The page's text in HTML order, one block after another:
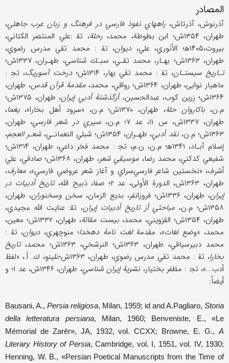
المصادر
آذرنوش، آذرتاش،راههاي نفوذ فارسي در فرهنگ و زبان عرب جاهلي،
طهران، ۱۳۵۴ش؛ ابن بطوطة، محمد،
رحلة، تق‍ :علي المنتصر الكتاني،
بيروت،۱۴۰۵ه‍؛ الأنوري، علي،
ديوان، تق‍ : محمد تقي مدرس رضوي،
طهران، ۱۳۶۳ش؛ بهـار، محمد تقـي،
سبـك شناسي، طهـران، ۱۳۳۷ش؛
تـاريخ سيستـان، تق‍ : محمد تقي بهار، ۱۳۱۴ش؛ درخت آسوريگ، تج‍ :
ماهيار نوابى، طهران، ۱۳۶۴ش؛ رواقي، محمد،
مقدمة قرآن قدس، طهران،
۱۳۶۴ش؛ زرين كوب، عبدالحسين،
أزگذشتۀ أدبي إيران
، طهران، ۱۳۷۵ش؛
م.ن، باكاروان حلة، طهران، ۱۳۷۰ش؛ م.ن، «سرود أهل بخارا»، يغما،
طهران، ۱۳۳۷ش، س ۱۱، عد ۷؛ م.ن،
سيري در شعر فارسي، طهران،
۱۳۶۳ش؛ م.ن،
نقد أدبي، طهـران، ۱۳۵۴ش؛ شبلي النعمانـي، شعـر العجم،
إسلام آبـاد، ۱۳۴۱ه‍؛ م.ن، ن.م، تج‍ : محمد فخر داعي، طهران، ۱۳۱۴ش؛
شفيعي كدكني، محمد رضا، موسيقي شعر
، طهران، ۱۳۶۸ش؛ صادقي، علي
أشرف، «نخستين شاعر فارسي‌سراي و آغاز شعر عروضي فارسي»، معارف،
طهران، ۱۳۶۳ش، الدورة الأولى، عد ۲؛ صفا، ذبيح الله،
تاريخ أدبيات در
إيران، طهران، ۱۳۳۶ش؛ فروزانفر، بديع الزمان، سخن وسخنوران، طهران،
۱۳۵۸ش؛ م.ن،
مباحثي أز تاريخ أدبيات إيران، تق‍‌: عنايت الله مجيدي،
طهران، ۱۳۵۴ش؛ القزويني، محمد،
بيست مقالة
، طهران، ۱۳۳۲ش؛ معين،
محمد، «وضع لغات»، مقدمةلغت نامۀ دهخدا؛ منوچهري،ديوان، تق‍‌ :
محمد دبير‌سياقي، طهران، ۱۳۶۳ش؛ النرشخي، ۱۳۶۳ش؛ محمد،
تاريخ
بخارا
، تق‍ : محمد تقي مدرس رضوي، طهران، ۱۳۶۳ش؛نلينو، ك. أ.، «لفظ
أدب...»، تج‍ ‍‌: مظفر بختيار، نشريۀ إيران شناسي
، طهران، ۱۳۴۶ش، عد ۱؛ و
أيضاً:
Bausani, A., Persia religiosa, Milan, 1959; id and A.Pagliaro, Storia
della letteratura persiana, Milan, 1960; Benveniste, E., «Le
Mémorial de Zarēr», JA, 1932, vol. CCXX; Browne, E. G., A
Literary History of Persia, Cambridge, vol. I, 1951, vol. IV, 1930;
Henning, W. B., «Persian Poetical Manuscripts from the Time of